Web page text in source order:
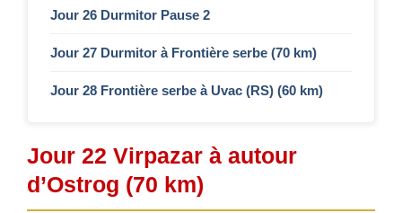
Jour 26 Durmitor Pause 2​​
Jour 27 Durmitor à Frontière serbe (70 km)
Jour 28 Frontière serbe à Uvac (RS) (60 km)
Jour 22 Virpazar à autour
d’Ostrog (70 km)